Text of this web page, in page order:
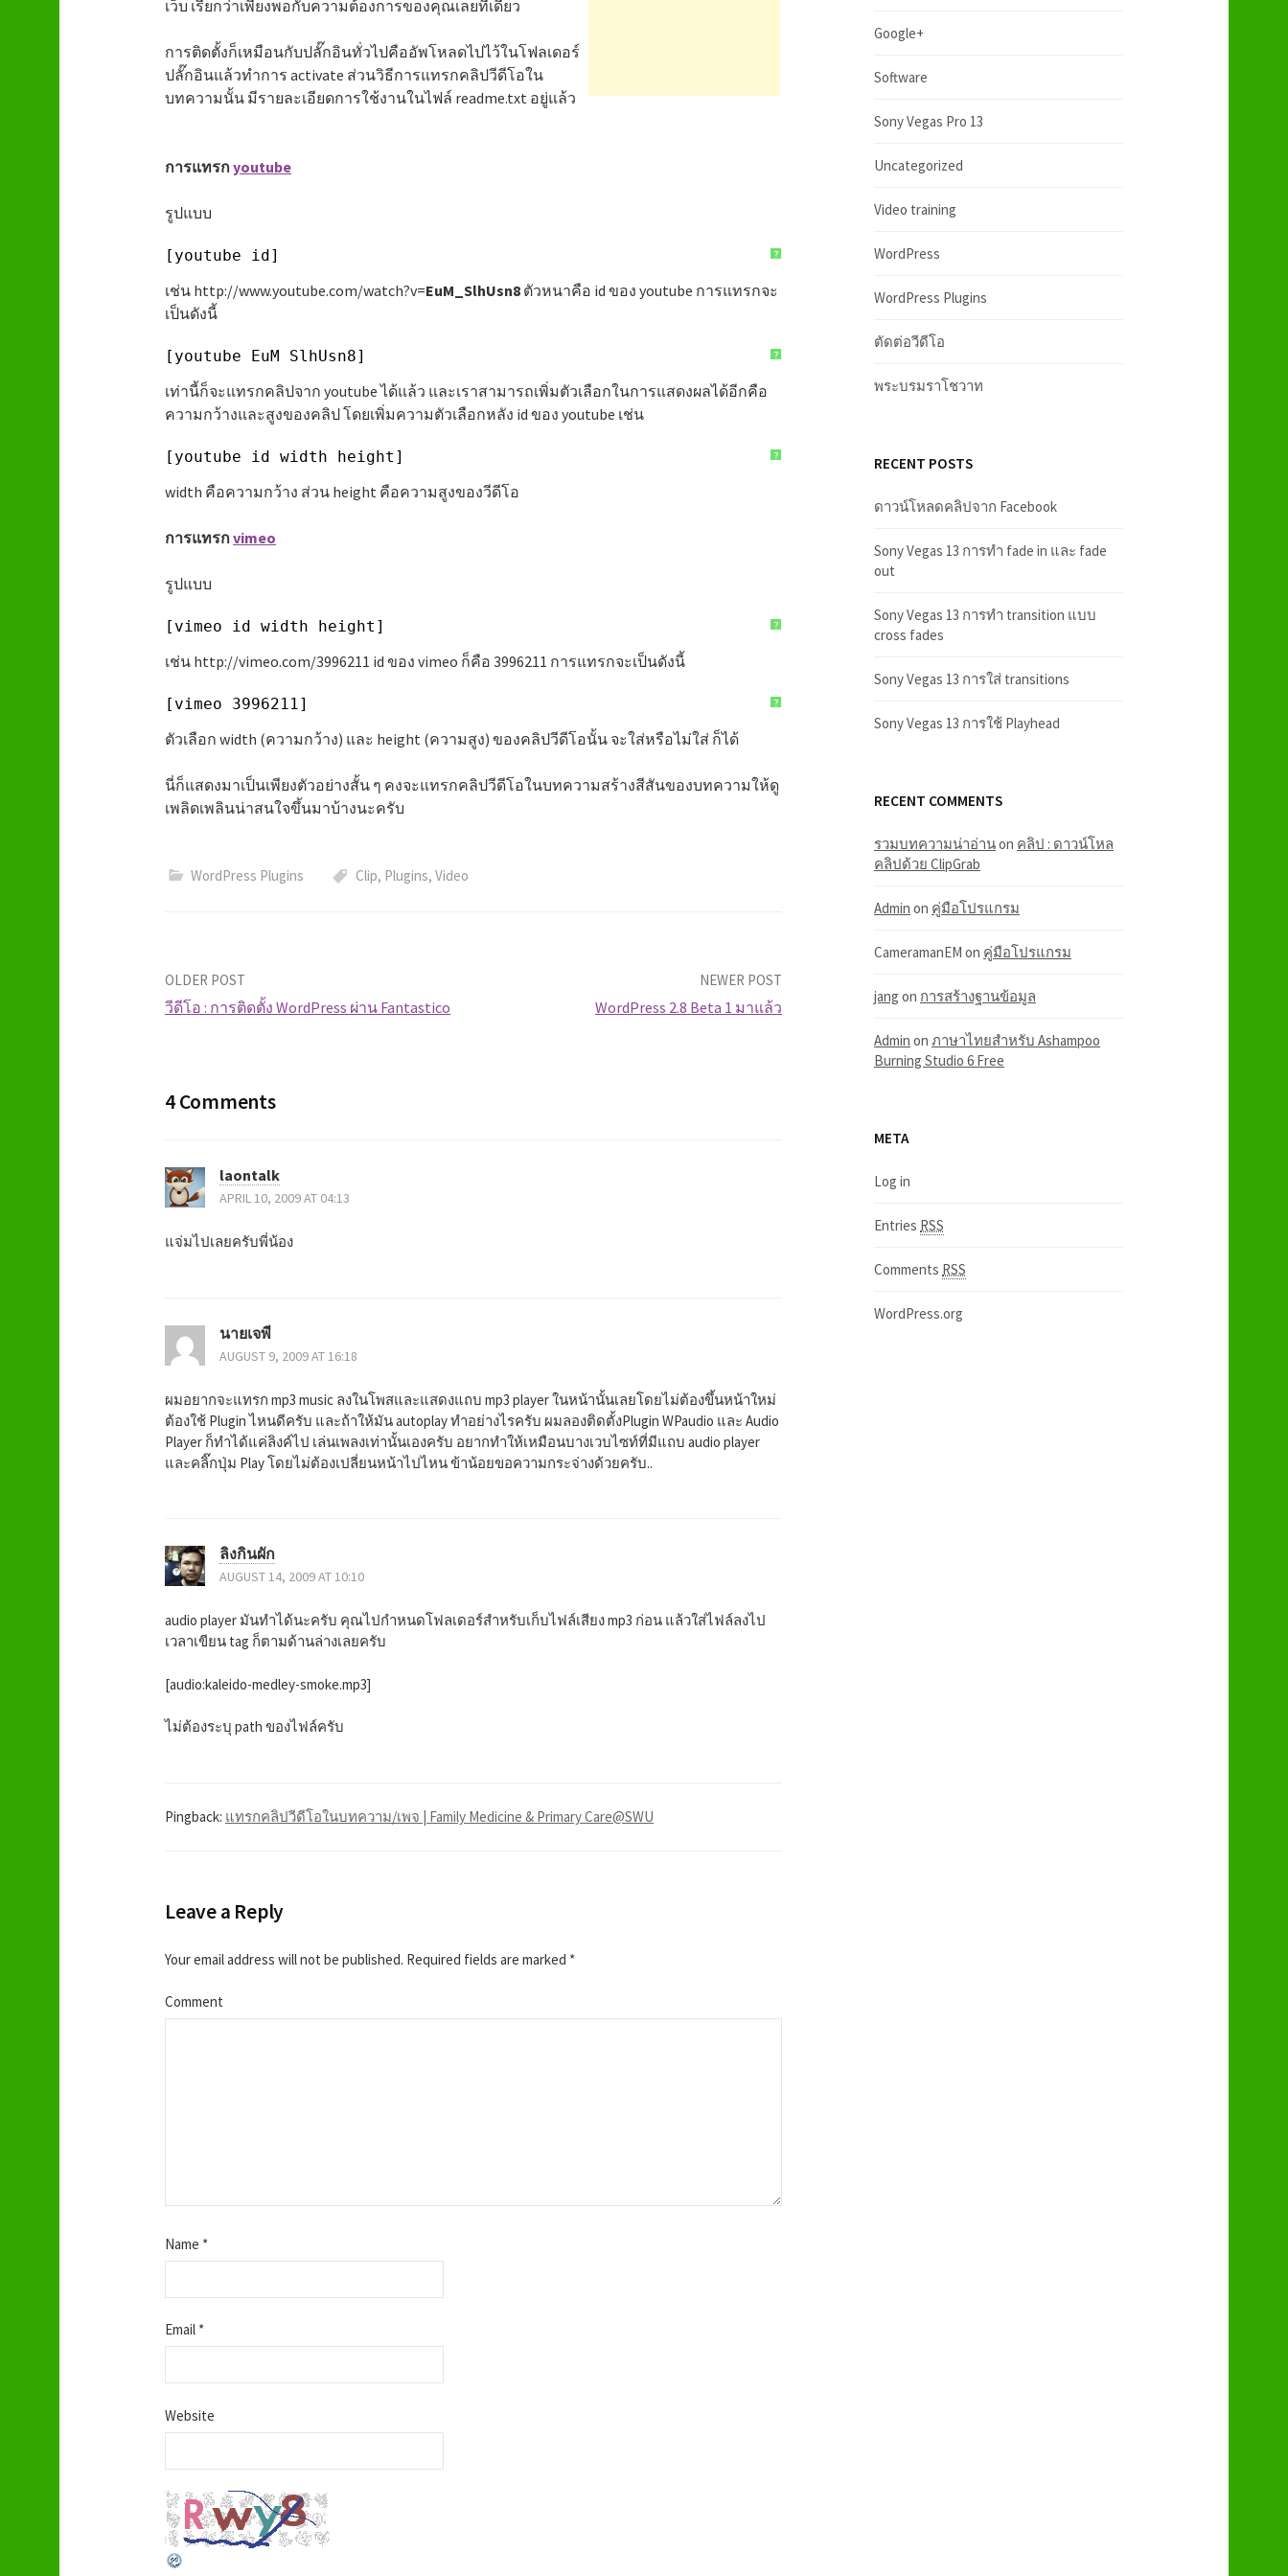
เว็บ เรียกว่าเพียงพอกับความต้องการของคุณเลยทีเดียว
การติดตั้งก็เหมือนกับปลั๊กอินทั่วไปคืออัพโหลดไปไว้ในโฟลเดอร์
ปลั๊กอินแล้วทำการ activate ส่วนวิธีการแทรกคลิปวีดีโอใน
บทความนั้น มีรายละเอียดการใช้งานในไฟล์ readme.txt อยู่แล้ว
การแทรก youtube
รูปแบบ
?
[youtube id]
เช่น http://www.youtube.com/watch?v=EuM_SlhUsn8 ตัวหนาคือ id ของ youtube การแทรกจะ
เป็นดังนี้
?
[youtube EuM_SlhUsn8]
เท่านี้ก็จะแทรกคลิปจาก youtube ได้แล้ว และเราสามารถเพิ่มตัวเลือกในการแสดงผลได้อีกคือ
ความกว้างและสูงของคลิป โดยเพิ่มความตัวเลือกหลัง id ของ youtube เช่น
?
[youtube id width height]
width คือความกว้าง ส่วน height คือความสูงของวีดีโอ
การแทรก vimeo
รูปแบบ
?
[vimeo id width height]
เช่น http://vimeo.com/3996211 id ของ vimeo ก็คือ 3996211 การแทรกจะเป็นดังนี้
?
[vimeo 3996211]
ตัวเลือก width (ความกว้าง) และ height (ความสูง) ของคลิปวีดีโอนั้น จะใส่หรือไม่ใส่ ก็ได้
นี่ก็แสดงมาเป็นเพียงตัวอย่างสั้น ๆ คงจะแทรกคลิปวีดีโอในบทความสร้างสีสันของบทความให้ดู
เพลิดเพลินน่าสนใจขึ้นมาบ้างนะครับ
WordPress Plugins Clip, Plugins, Video
o
t
n
i
g
a
o
n
OLDER POST
วีดีโอ : การติดตั้ง WordPress ผ่าน Fantastico
NEWER POST
WordPress 2.8 Beta 1 มาแล้ว
4 Comments
laontalk
APRIL 10, 2009 AT 04:13
แจ่มไปเลยครับพี่น้อง
นายเจพี
AUGUST 9, 2009 AT 16:18
ผมอยากจะแทรก mp3 music ลงในโพสและแสดงแถบ mp3 player ในหน้านั้นเลยโดยไม่ต้องขึ้นหน้าใหม่
ต้องใช้ Plugin ไหนดีครับ และถ้าให้มัน autoplay ทำอย่างไรครับ ผมลองติดตั้งPlugin WPaudio และ Audio
Player ก็ทำได้แค่ลิงค์ไป เล่นเพลงเท่านั้นเองครับ อยากทำให้เหมือนบางเวบไซท์ที่มีแถบ audio player
และคลิ๊กปุ่ม Play โดยไม่ต้องเปลี่ยนหน้าไปไหน ข้าน้อยขอความกระจ่างด้วยครับ..
ลิงกินผัก
AUGUST 14, 2009 AT 10:10
audio player มันทำได้นะครับ คุณไปกำหนดโฟลเดอร์สำหรับเก็บไฟล์เสียง mp3 ก่อน แล้วใส่ไฟล์ลงไป
เวลาเขียน tag ก็ตามด้านล่างเลยครับ
[audio:kaleido-medley-smoke.mp3]
ไม่ต้องระบุ path ของไฟล์ครับ
Pingback: แทรกคลิปวีดีโอในบทความ/เพจ | Family Medicine & Primary Care@SWU
Leave a Reply
Your email address will not be published. Required fields are marked *
Comment
Name *
Email *
Website
Google+
Software
Sony Vegas Pro 13
Uncategorized
Video training
WordPress
WordPress Plugins
ตัดต่อวีดีโอ
พระบรมราโชวาท
RECENT POSTS
ดาวน์โหลดคลิปจาก Facebook
Sony Vegas 13 การทำ fade in และ fade
out
Sony Vegas 13 การทำ transition แบบ
cross fades
Sony Vegas 13 การใส่ transitions
Sony Vegas 13 การใช้ Playhead
RECENT COMMENTS
รวมบทความน่าอ่านon คลิป : ดาวน์โหล
คลิปด้วย ClipGrab
Admin on คู่มือโปรแกรม
CameramanEM on คู่มือโปรแกรม
jang on การสร้างฐานข้อมูล
Admin on ภาษาไทยสำหรับ Ashampoo
Burning Studio 6 Free
META
Log in
Entries RSS
Comments RSS
WordPress.org